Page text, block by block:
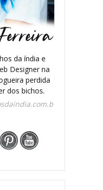
da índia e
Designer na
perdida
dos bichos.